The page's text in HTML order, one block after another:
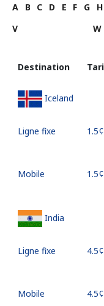
A B C D E F G H
V
W
Destination
Iceland
Ligne fixe ⁦1.5¢⁩
Mobile ⁦1.5¢⁩
India
Ligne fixe ⁦4.5¢⁩
Mobile ⁦4.5¢⁩